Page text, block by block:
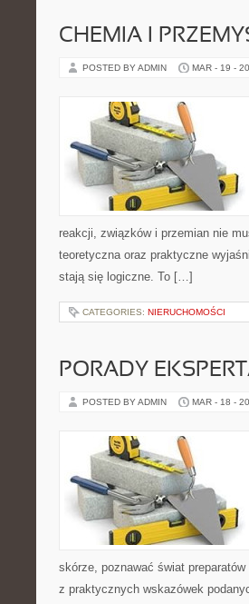
CHEMIA I
POSTED BY ADMIN MAR - 19 -
reakcji, związków i przemian nie
teoretyczna oraz praktyczne
stają się logiczne. To […]
CATEGORIES: NIERUCHOMOŚCI
PORADY
POSTED BY ADMIN MAR - 18 -
skórze, poznawać świat
z praktycznych wskazówek